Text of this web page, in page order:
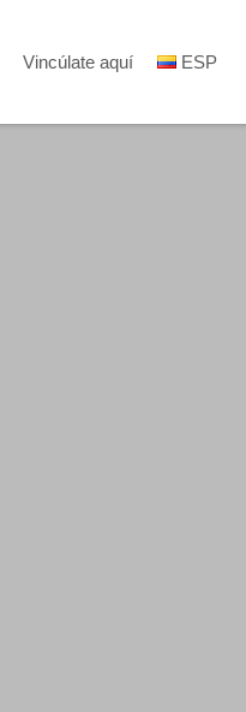
Vincúlate aquí ESP